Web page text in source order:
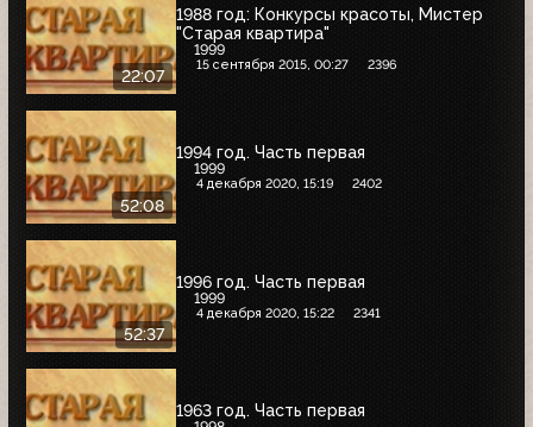
22:07
1988 год: Конкурсы красоты, Мистер
"Старая квартира"
1999
15 сентября 2015, 00:27 2396
52:08
1994 год. Часть первая
1999
4 декабря 2020, 15:19 2402
52:37
1996 год. Часть первая
1999
4 декабря 2020, 15:22 2341
1963 год. Часть первая